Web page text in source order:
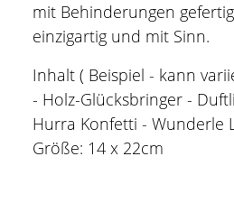
mit Behinderungen
einzigartig und mit Sinn.
Inhalt ( Beispiel - kann
- Holz-Glücksbringer -
Hurra Konfetti - Wunderle
Größe: 14 x 22cm